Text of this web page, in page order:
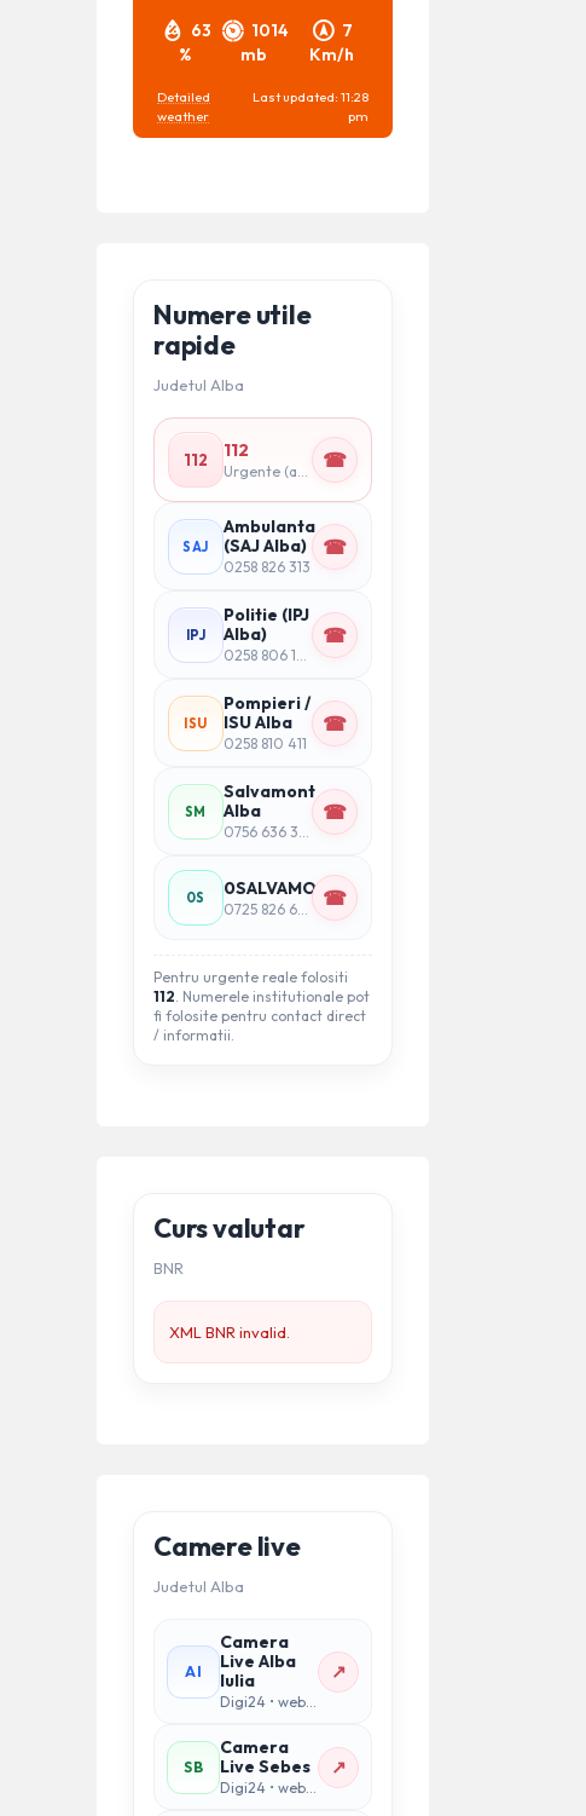
63
%
1014
mb
7
Km/h
Detailed
weather
Last updated: 11:28
pm
Numere utile
rapide
Judetul Alba
112 112 ☎
SAJ
Ambulanta
(SAJ Alba)
0258 826 313
☎
IPJ
Politie (IPJ
Alba)
0258 806 161 (centrala)
☎
ISU
Pompieri /
ISU Alba
0258 810 411
☎
SM
Salvamont
Alba
0756 636 339 (informatii)
☎
0S 0SALVAMONT
☎
Pentru urgente reale folositi
112. Numerele institutionale pot
fi folosite pentru contact direct
/ informatii.
Curs valutar
BNR
XML BNR invalid.
Camere live
Judetul Alba
AI
Camera
Live Alba
Iulia
Digi24 • webcam oras
↗
SB
Camera
Live Sebes
Digi24 • webcam oras
↗